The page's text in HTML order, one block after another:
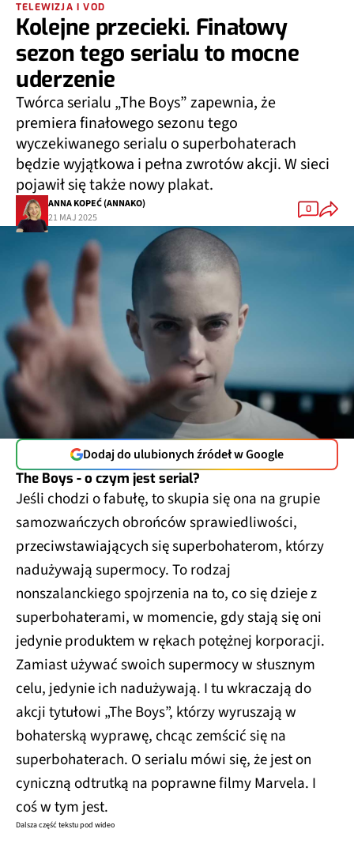
TELEWIZJA I VOD
Kolejne przecieki. Finałowy
sezon tego serialu to mocne
uderzenie
Twórca serialu „The Boys” zapewnia, że
premiera finałowego sezonu tego
wyczekiwanego serialu o superbohaterach
będzie wyjątkowa i pełna zwrotów akcji. W sieci
pojawił się także nowy plakat.
ANNA KOPEĆ (ANNAKO)
21 MAJ 2025
0
Dodaj do ulubionych źródeł w Google
The Boys - o czym jest serial?
Jeśli chodzi o fabułę, to skupia się ona na grupie
samozwańczych obrońców sprawiedliwości,
przeciwstawiających się superbohaterom, którzy
nadużywają supermocy. To rodzaj
nonszalanckiego spojrzenia na to, co się dzieje z
superbohaterami, w momencie, gdy stają się oni
jedynie produktem w rękach potężnej korporacji.
Zamiast używać swoich supermocy w słusznym
celu, jedynie ich nadużywają. I tu wkraczają do
akcji tytułowi „The Boys”, którzy wyruszają w
bohaterską wyprawę, chcąc zemścić się na
superbohaterach. O serialu mówi się, że jest on
cyniczną odtrutką na poprawne filmy Marvela. I
coś w tym jest.
Dalsza część tekstu pod wideo